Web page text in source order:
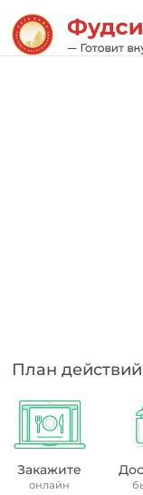
План действий
Закажите
онлайн